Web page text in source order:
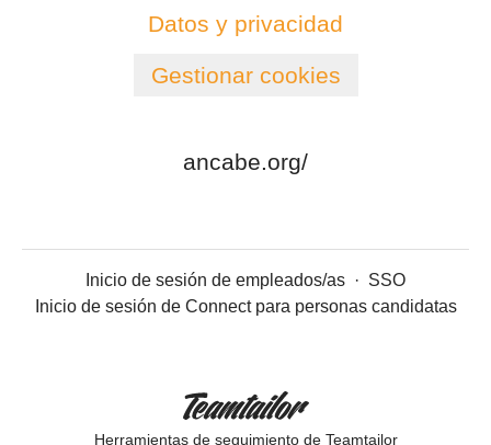
Datos y privacidad
Gestionar cookies
ancabe.org/
Inicio de sesión de empleados/as · SSO
Inicio de sesión de Connect para personas candidatas
Herramientas de seguimientode Teamtailor